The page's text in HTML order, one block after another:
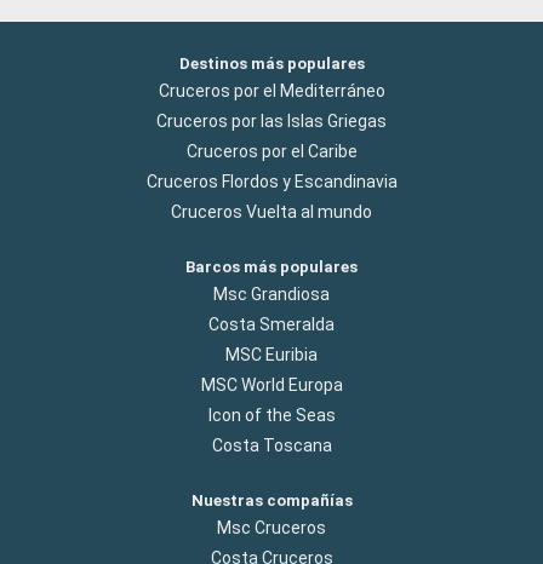
Destinos más populares
Cruceros por el Mediterráneo
Cruceros por las Islas Griegas
Cruceros por el Caribe
Cruceros Flordos y Escandinavia
Cruceros Vuelta al mundo
Barcos más populares
Msc Grandiosa
Costa Smeralda
MSC Euribia
MSC World Europa
Icon of the Seas
Costa Toscana
Nuestras compañías
Msc Cruceros
Costa Cruceros